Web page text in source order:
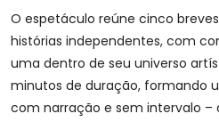
O espetáculo reúne cinco
histórias independentes, com
uma dentro de seu universo
minutos de duração, formando
com narração e sem intervalo –